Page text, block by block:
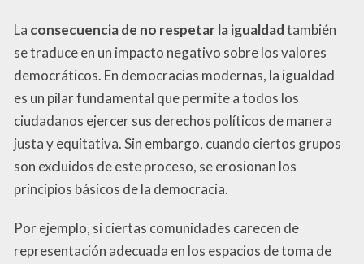
La consecuencia de no respetar la igualdadtambién
se traduce en un impacto negativo sobre los valores
democráticos. En democracias modernas, la igualdad
es un pilar fundamental que permite a todos los
ciudadanos ejercer sus derechos políticos de manera
justa y equitativa. Sin embargo, cuando ciertos grupos
son excluidos de este proceso, se erosionan los
principios básicos de la democracia.
Por ejemplo, si ciertas comunidades carecen de
representación adecuada en los espacios de toma de